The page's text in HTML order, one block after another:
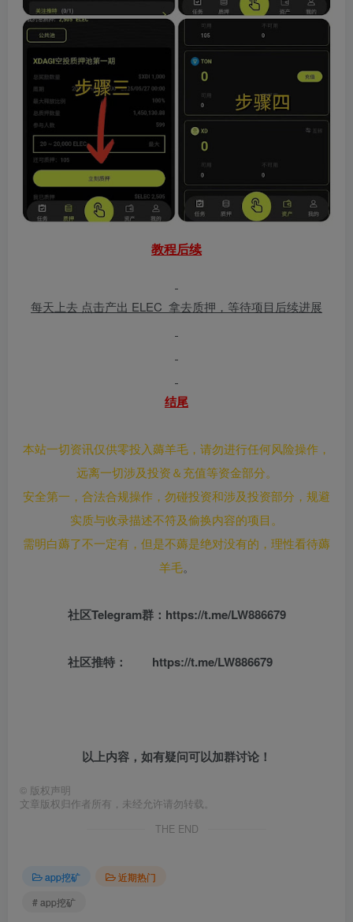
教程后续
每天上去 点击产出 ELEC 拿去质押，等待项目后续进展
结尾
本站一切资讯仅供零投入薅羊毛，请勿进行任何风险操作，
远离一切涉及投资＆充值等资金部分。
安全第一，合法合规操作，勿碰投资和涉及投资部分，规避
实质与收录描述不符及偷换内容的项目。
需明白薅了不一定有，但是不薅是绝对没有的，理性看待薅
羊毛。
社区Telegram群： https://t.me/LW886679
社区推特： https://t.me/LW886679
以上内容，如有疑问可以加群讨论！
© 版权声明
文章版权归作者所有，未经允许请勿转载。
THE END
app挖矿
近期热门
# app挖矿